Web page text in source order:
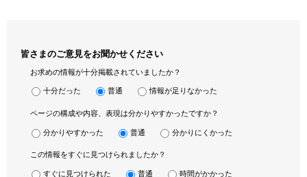
皆さまのご意見をお聞かせください
お求めの情報が十分掲載されていましたか？
十分だった 普通 情報が足りなかった
ページの構成や内容、表現は分かりやすかったですか？
分かりやすかった 普通 分かりにくかった
この情報をすぐに見つけられましたか？
すぐに見つけられた 普通 時間がかかった